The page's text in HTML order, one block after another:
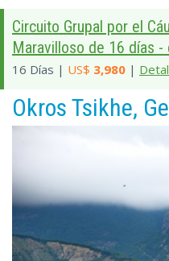
Circuito Grupal por el
Maravilloso de 16 días -
16 Días | US$ 3,980 |
Okros Tsikhe,